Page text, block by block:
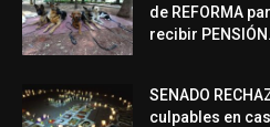
de REFORMA
recibir
SENADO
culpables en